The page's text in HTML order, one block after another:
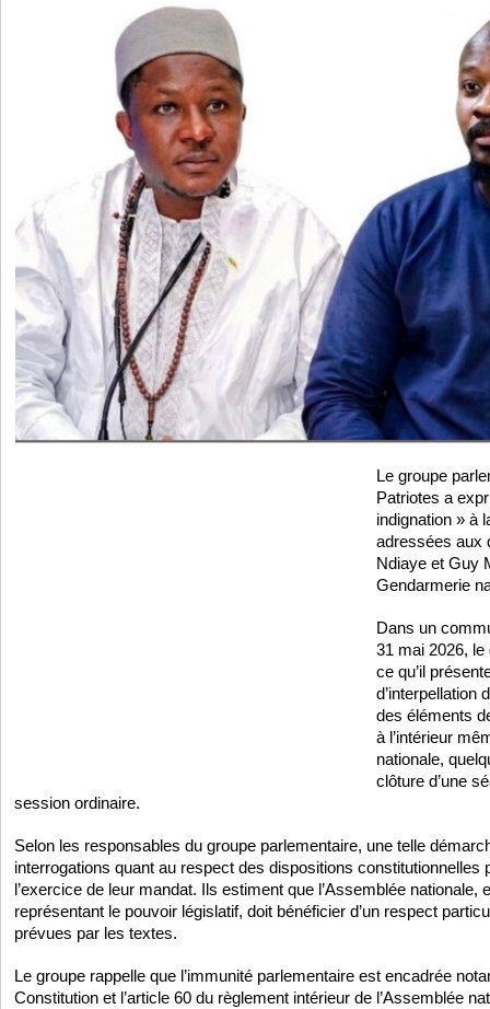
Le groupe
Patriotes a
indignation » à
adressées aux
Ndiaye et Guy
Gendarmerie
Dans un
31 mai 2026,
ce qu’il
d’interpellation
des éléments
à l’intérieur
nationale,
clôture d’une
session ordinaire.
Selon les responsables du groupe parlementaire, une telle
interrogations quant au respect des dispositions constitutionnelles
l’exercice de leur mandat. Ils estiment que l’Assemblée nationale,
représentant le pouvoir législatif, doit bénéficier d’un respect
prévues par les textes.
Le groupe rappelle que l’immunité parlementaire est encadrée
Constitution et l’article 60 du règlement intérieur de l’Assemblée